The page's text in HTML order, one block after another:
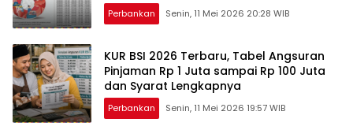
Perbankan Senin, 11 Mei 2026 20:28 WIB
KUR BSI 2026 Terbaru, Tabel Angsuran
Pinjaman Rp 1 Juta sampai Rp 100 Juta
dan Syarat Lengkapnya
Perbankan Senin, 11 Mei 2026 19:57 WIB